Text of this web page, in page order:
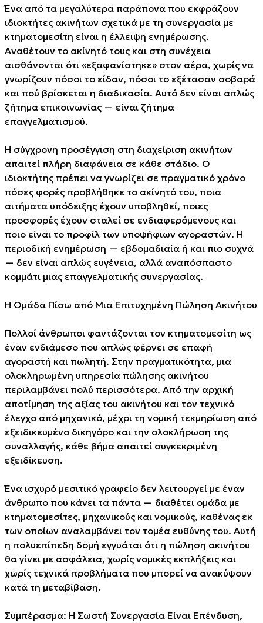
Ένα από τα μεγαλύτερα παράπονα που εκφράζουν
ιδιοκτήτες ακινήτων σχετικά με τη συνεργασία με
κτηματομεσίτη είναι η έλλειψη ενημέρωσης.
Αναθέτουν το ακίνητό τους και στη συνέχεια
αισθάνονται ότι «εξαφανίστηκε» στον αέρα, χωρίς να
γνωρίζουν πόσοι το είδαν, πόσοι το εξέτασαν σοβαρά
και πού βρίσκεται η διαδικασία. Αυτό δεν είναι απλώς
ζήτημα επικοινωνίας — είναι ζήτημα
επαγγελματισμού.
Η σύγχρονη προσέγγιση στη διαχείριση ακινήτων
απαιτεί πλήρη διαφάνεια σε κάθε στάδιο. Ο
ιδιοκτήτης πρέπει να γνωρίζει σε πραγματικό χρόνο
πόσες φορές προβλήθηκε το ακίνητό του, ποια
αιτήματα υπόδειξης έχουν υποβληθεί, ποιες
προσφορές έχουν σταλεί σε ενδιαφερόμενους και
ποιο είναι το προφίλ των υποψήφιων αγοραστών. Η
περιοδική ενημέρωση — εβδομαδιαία ή και πιο συχνά
— δεν είναι απλώς ευγένεια, αλλά αναπόσπαστο
κομμάτι μιας επαγγελματικής συνεργασίας.
Η Ομάδα Πίσω από Μια Επιτυχημένη Πώληση Ακινήτου
Πολλοί άνθρωποι φαντάζονται τον κτηματομεσίτη ως
έναν ενδιάμεσο που απλώς φέρνει σε επαφή
αγοραστή και πωλητή. Στην πραγματικότητα, μια
ολοκληρωμένη υπηρεσία πώλησης ακινήτου
περιλαμβάνει πολύ περισσότερα. Από την αρχική
αποτίμηση της αξίας του ακινήτου και τον τεχνικό
έλεγχο από μηχανικό, μέχρι τη νομική τεκμηρίωση από
εξειδικευμένο δικηγόρο και την ολοκλήρωση της
συναλλαγής, κάθε βήμα απαιτεί συγκεκριμένη
εξειδίκευση.
Ένα ισχυρό μεσιτικό γραφείο δεν λειτουργεί με έναν
άνθρωπο που κάνει τα πάντα — διαθέτει ομάδα με
κτηματομεσίτες, μηχανικούς και νομικούς, καθένας εκ
των οποίων αναλαμβάνει τον τομέα ευθύνης του. Αυτή
η πολυεπίπεδη δομή εγγυάται ότι η πώληση ακινήτου
θα γίνει με ασφάλεια, χωρίς νομικές εκπλήξεις και
χωρίς τεχνικά προβλήματα που μπορεί να ανακύψουν
κατά τη μεταβίβαση.
Συμπέρασμα: Η Σωστή Συνεργασία Είναι Επένδυση,